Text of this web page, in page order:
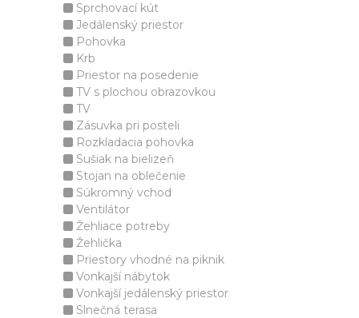
Sprchovací kút
Jedálenský priestor
Pohovka
Krb
Priestor na posedenie
TV s plochou obrazovkou
TV
Zásuvka pri posteli
Rozkladacia pohovka
Sušiak na bielizeň
Stojan na oblečenie
Súkromný vchod
Ventilátor
Žehliace potreby
Žehlička
Priestory vhodné na piknik
Vonkajší nábytok
Vonkajší jedálenský priestor
Slnečná terasa